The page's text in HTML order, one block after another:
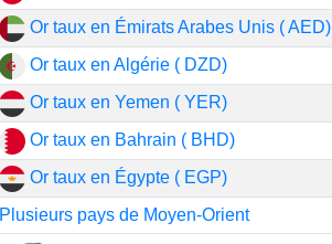
Or taux en Émirats Arabes Unis ( AED)
Or taux en Algérie ( DZD)
Or taux en Yemen ( YER)
Or taux en Bahrain ( BHD)
Or taux en Égypte ( EGP)
Plusieurs pays de Moyen-Orient